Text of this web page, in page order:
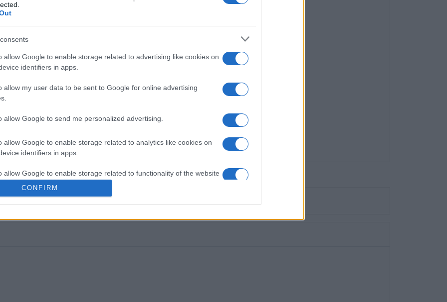
allow Google to enable storage related to advertising like cookies on
identifiers in apps.
allow my user data to be sent to Google for online advertising
allow Google to send me personalized advertising.
allow Google to enable storage related to analytics like cookies on
identifiers in apps.
allow Google to enable storage related to functionality of the website
allow Google to enable storage related to personalization.
CONFIRM